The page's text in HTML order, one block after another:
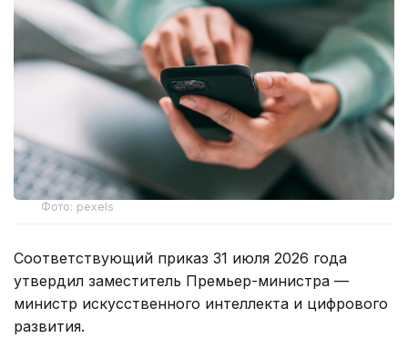
Фото: pexels
Соответствующий приказ 31 июля 2026 года
утвердил заместитель Премьер-министра —
министр искусственного интеллекта и цифрового
развития.